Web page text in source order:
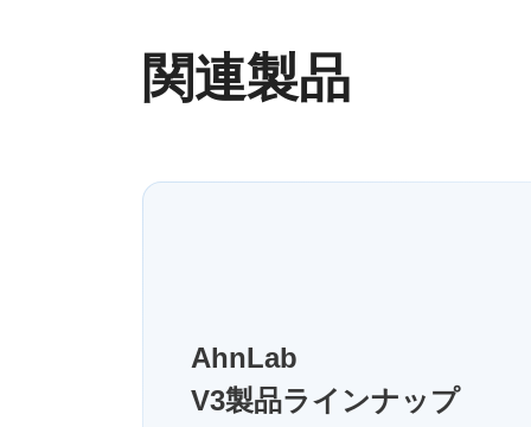
関連製品
AhnLab
V3製品ラインナップ